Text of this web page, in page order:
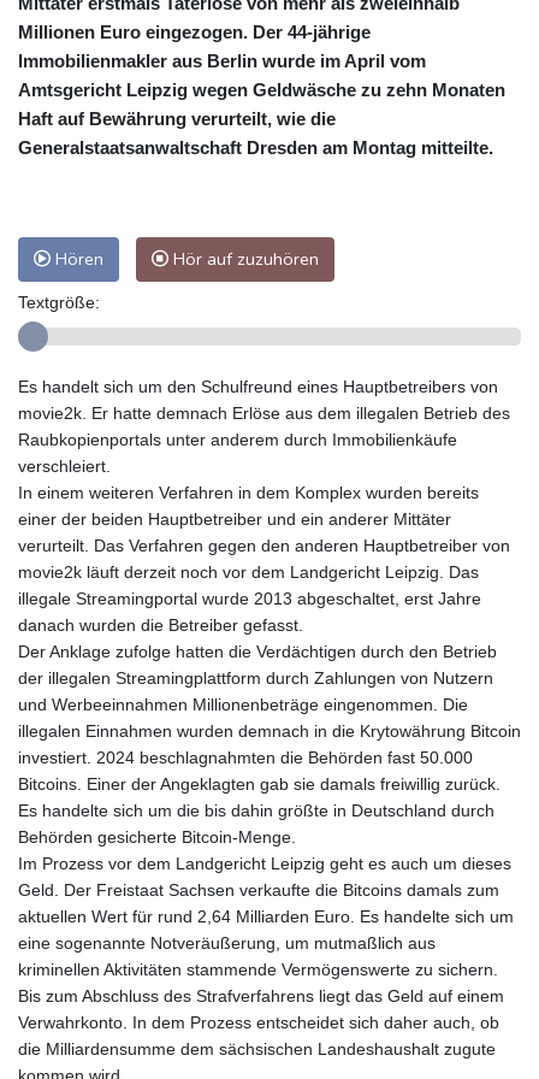
Millionen Euro eingezogen. Der 44-jährige
Immobilienmakler aus Berlin wurde im April vom
Amtsgericht Leipzig wegen Geldwäsche zu zehn Monaten
Haft auf Bewährung verurteilt, wie die
Generalstaatsanwaltschaft Dresden am Montag mitteilte.
Hören Hör auf zuzuhören
Textgröße:
Es handelt sich um den Schulfreund eines Hauptbetreibers von
movie2k. Er hatte demnach Erlöse aus dem illegalen Betrieb des
Raubkopienportals unter anderem durch Immobilienkäufe
verschleiert.
In einem weiteren Verfahren in dem Komplex wurden bereits
einer der beiden Hauptbetreiber und ein anderer Mittäter
verurteilt. Das Verfahren gegen den anderen Hauptbetreiber von
movie2k läuft derzeit noch vor dem Landgericht Leipzig. Das
illegale Streamingportal wurde 2013 abgeschaltet, erst Jahre
danach wurden die Betreiber gefasst.
Der Anklage zufolge hatten die Verdächtigen durch den Betrieb
der illegalen Streamingplattform durch Zahlungen von Nutzern
und Werbeeinnahmen Millionenbeträge eingenommen. Die
illegalen Einnahmen wurden demnach in die Krytowährung Bitcoin
investiert. 2024 beschlagnahmten die Behörden fast 50.000
Bitcoins. Einer der Angeklagten gab sie damals freiwillig zurück.
Es handelte sich um die bis dahin größte in Deutschland durch
Behörden gesicherte Bitcoin-Menge.
Im Prozess vor dem Landgericht Leipzig geht es auch um dieses
Geld. Der Freistaat Sachsen verkaufte die Bitcoins damals zum
aktuellen Wert für rund 2,64 Milliarden Euro. Es handelte sich um
eine sogenannte Notveräußerung, um mutmaßlich aus
kriminellen Aktivitäten stammende Vermögenswerte zu sichern.
Bis zum Abschluss des Strafverfahrens liegt das Geld auf einem
Verwahrkonto. In dem Prozess entscheidet sich daher auch, ob
die Milliardensumme dem sächsischen Landeshaushalt zugute